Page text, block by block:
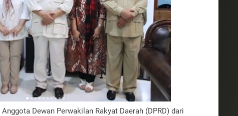
Anggota Dewan Perwakilan Rakyat Daerah (DPRD) dari